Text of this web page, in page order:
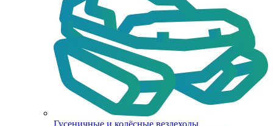
Гусеничные и колёсные вездеходы